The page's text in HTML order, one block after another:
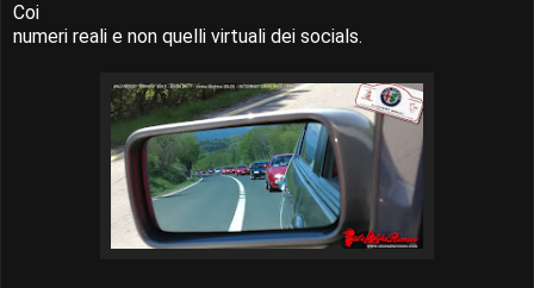
Coi
numeri reali e non quelli virtuali dei socials.